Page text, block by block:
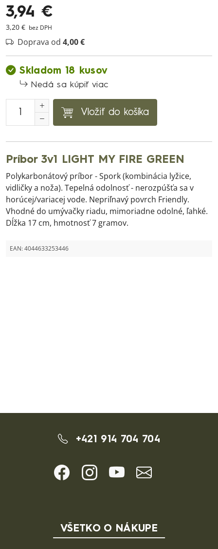
3,94 €
3,20 € bez DPH
Doprava od 4,00 €
Skladom 18 kusov
Nedá sa kúpiť viac
Vložiť do košíka
Príbor 3v1 LIGHT MY FIRE GREEN
Polykarbonátový príbor - Spork (kombinácia lyžice,
vidličky a noža). Tepelná odolnosť - nerozpúšťa sa v
horúcej/variacej vode. Nepriľnavý povrch Friendly.
Vhodné do umývačky riadu, mimoriadne odolné, ľahké.
Dĺžka 17 cm, hmotnosť 7 gramov.
EAN:4044633253446
+421 914 704 704
VŠETKO O NÁKUPE